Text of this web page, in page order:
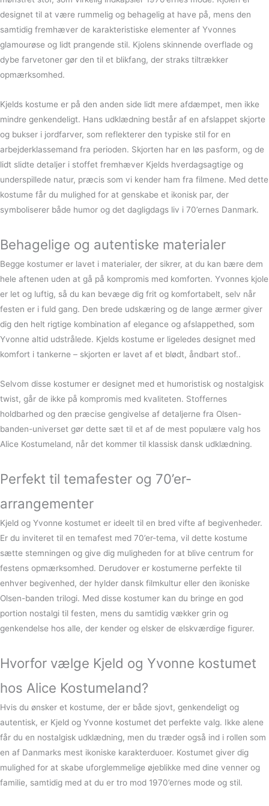
designet til at være rummelig og behagelig at have på, mens den
samtidig fremhæver de karakteristiske elementer af Yvonnes
glamourøse og lidt prangende stil. Kjolens skinnende overflade og
dybe farvetoner gør den til et blikfang, der straks tiltrækker
opmærksomhed.
Kjelds kostume er på den anden side lidt mere afdæmpet, men ikke
mindre genkendeligt. Hans udklædning består af en afslappet skjorte
og bukser i jordfarver, som reflekterer den typiske stil for en
arbejderklassemand fra perioden. Skjorten har en løs pasform, og de
lidt slidte detaljer i stoffet fremhæver Kjelds hverdagsagtige og
underspillede natur, præcis som vi kender ham fra filmene. Med dette
kostume får du mulighed for at genskabe et ikonisk par, der
symboliserer både humor og det dagligdags liv i 70’ernes Danmark.
Behagelige og autentiske materialer
Begge kostumer er lavet i materialer, der sikrer, at du kan bære dem
hele aftenen uden at gå på kompromis med komforten. Yvonnes kjole
er let og luftig, så du kan bevæge dig frit og komfortabelt, selv når
festen er i fuld gang. Den brede udskæring og de lange ærmer giver
dig den helt rigtige kombination af elegance og afslappethed, som
Yvonne altid udstrålede. Kjelds kostume er ligeledes designet med
komfort i tankerne – skjorten er lavet af et blødt, åndbart stof..
Selvom disse kostumer er designet med et humoristisk og nostalgisk
twist, går de ikke på kompromis med kvaliteten. Stoffernes
holdbarhed og den præcise gengivelse af detaljerne fra Olsen-
banden-universet gør dette sæt til et af de mest populære valg hos
Alice Kostumeland, når det kommer til klassisk dansk udklædning.
Perfekt til temafester og 70’er-
arrangementer
Kjeld og Yvonne kostumet er ideelt til en bred vifte af begivenheder.
Er du inviteret til en temafest med 70’er-tema, vil dette kostume
sætte stemningen og give dig muligheden for at blive centrum for
festens opmærksomhed. Derudover er kostumerne perfekte til
enhver begivenhed, der hylder dansk filmkultur eller den ikoniske
Olsen-banden trilogi. Med disse kostumer kan du bringe en god
portion nostalgi til festen, mens du samtidig vækker grin og
genkendelse hos alle, der kender og elsker de elskværdige figurer.
Hvorfor vælge Kjeld og Yvonne kostumet
hos Alice Kostumeland?
Hvis du ønsker et kostume, der er både sjovt, genkendeligt og
autentisk, er Kjeld og Yvonne kostumet det perfekte valg. Ikke alene
får du en nostalgisk udklædning, men du træder også ind i rollen som
en af Danmarks mest ikoniske karakterduoer. Kostumet giver dig
mulighed for at skabe uforglemmelige øjeblikke med dine venner og
familie, samtidig med at du er tro mod 1970’ernes mode og stil.